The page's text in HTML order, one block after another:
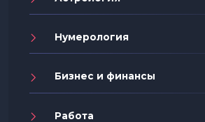
Нумерология
Бизнес и финансы
Работа